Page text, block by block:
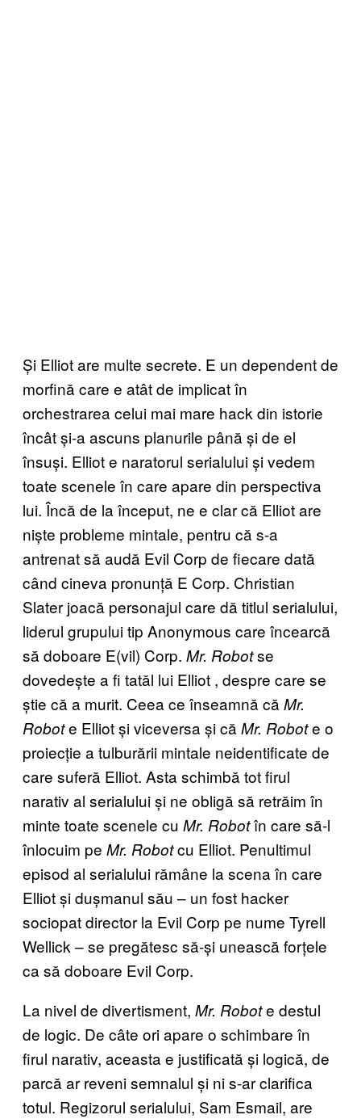
Și Elliot are multe secrete. E un dependent de
morfină care e atât de implicat în
orchestrarea celui mai mare hack din istorie
încât și-a ascuns planurile până și de el
însuși. Elliot e naratorul serialului și vedem
toate scenele în care apare din perspectiva
lui. Încă de la început, ne e clar că Elliot are
niște probleme mintale, pentru că s-a
antrenat să audă Evil Corp de fiecare dată
când cineva pronunță E Corp. Christian
Slater joacă personajul care dă titlul serialului,
liderul grupului tip Anonymous care încearcă
să doboare E(vil) Corp. Mr. Robotse
dovedește a fi tatăl lui Elliot , despre care se
știe că a murit. Ceea ce înseamnă că Mr.
Robote Elliot și viceversa și că Mr. Robote o
proiecție a tulburării mintale neidentificate de
care suferă Elliot. Asta schimbă tot firul
narativ al serialului și ne obligă să retrăim în
minte toate scenele cu Mr. Robotîn care să-l
înlocuim pe Mr. Robotcu Elliot. Penultimul
episod al serialului rămâne la scena în care
Elliot și dușmanul său – un fost hacker
sociopat director la Evil Corp pe nume Tyrell
Wellick – se pregătesc să-și unească forțele
ca să doboare Evil Corp.
La nivel de divertisment, Mr. Robote destul
de logic. De câte ori apare o schimbare în
firul narativ, aceasta e justificată și logică, de
parcă ar reveni semnalul și ni s-ar clarifica
totul. Regizorul serialului, Sam Esmail, are